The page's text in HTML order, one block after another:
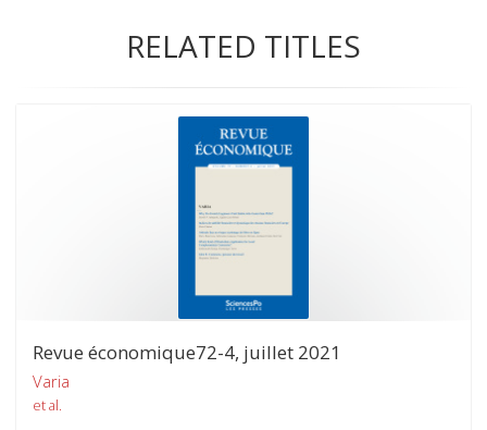
RELATED TITLES
Revue économique72-4, juillet 2021
Varia
et al.